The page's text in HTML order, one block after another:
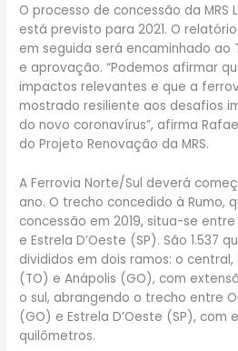
O processo de concessão da MRS
está previsto para 2021. O
em seguida será encaminhado ao
e aprovação. “Podemos afirmar
impactos relevantes e que a
mostrado resiliente aos desafios
do novo coronavírus”, afirma
do Projeto Renovação da MRS.
A Ferrovia Norte/Sul deverá
ano. O trecho concedido à Rumo,
concessão em 2019, situa-se
e Estrela D’Oeste (SP). São 1.537
divididos em dois ramos: o
(TO) e Anápolis (GO), com
o sul, abrangendo o trecho entre
(GO) e Estrela D’Oeste (SP), com
quilômetros.